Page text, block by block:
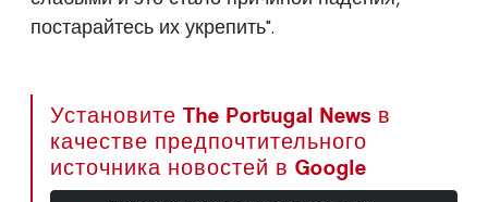
постарайтесь их укрепить".
Установите The Portugal News в
качестве предпочтительного
источника новостей в Google